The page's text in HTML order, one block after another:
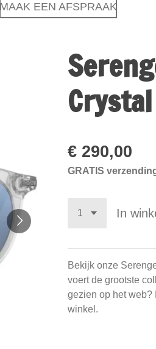
MAAK EEN AFSPRAAK
€ 290,00
GRATIS
In
Bekijk onze
voert de grootste
gezien op het web?
winkel.